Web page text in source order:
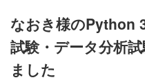
なおき様のPython
試験・データ分析
ました